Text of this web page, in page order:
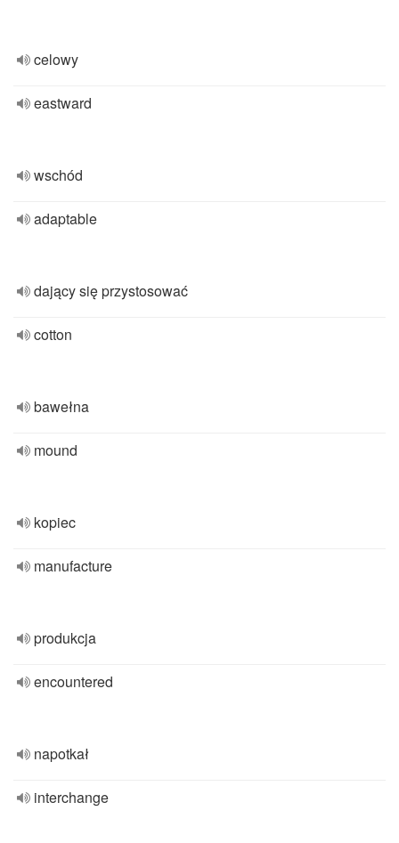
celowy
eastward
wschód
adaptable
dający się przystosować
cotton
bawełna
mound
kopiec
manufacture
produkcja
encountered
napotkał
interchange